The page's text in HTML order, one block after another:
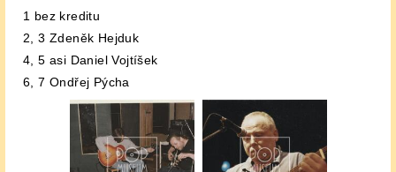
1 bez kreditu
2, 3 Zdeněk Hejduk
4, 5 asi Daniel Vojtíšek
6, 7 Ondřej Pýcha